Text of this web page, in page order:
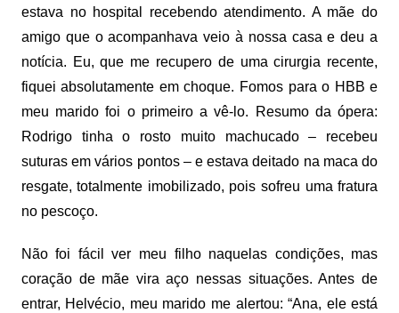
estava no hospital recebendo atendimento. A mãe do
amigo que o acompanhava veio à nossa casa e deu a
notícia. Eu, que me recupero de uma cirurgia recente,
fiquei absolutamente em choque. Fomos para o HBB e
meu marido foi o primeiro a vê-lo. Resumo da ópera:
Rodrigo tinha o rosto muito machucado – recebeu
suturas em vários pontos – e estava deitado na maca do
resgate, totalmente imobilizado, pois sofreu uma fratura
no pescoço.
Não foi fácil ver meu filho naquelas condições, mas
coração de mãe vira aço nessas situações. Antes de
entrar, Helvécio, meu marido me alertou: “Ana, ele está